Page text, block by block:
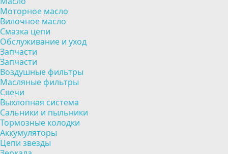
Моторное масло
Вилочное масло
Смазка цепи
Обслуживание и уход
Запчасти
Запчасти
Воздушные фильтры
Масляные фильтры
Свечи
Выхлопная система
Сальники и пыльники
Тормозные колодки
Аккумуляторы
Цепи звезды